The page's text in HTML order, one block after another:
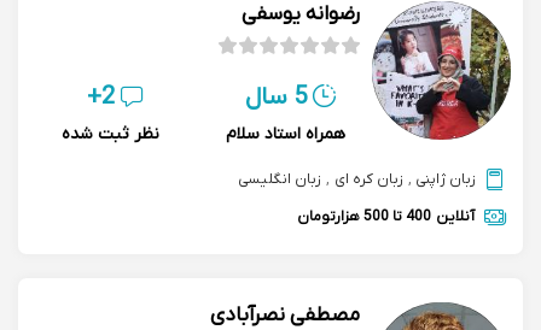
رضوانه یوسفی
5 سال
همراه استاد سلام
2+
نظر ثبت شده
زبان ژاپنی , زبان کره ای , زبان انگلیسی
آنلاین 400 تا 500 هزارتومان
مصطفی نصرآبادی